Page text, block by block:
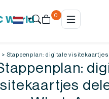
0
> Stappenplan: digitale